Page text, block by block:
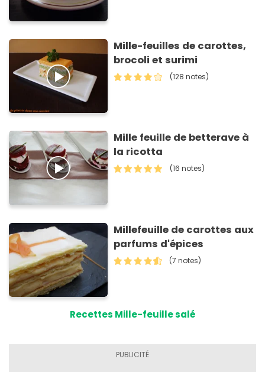
Mille-feuilles de carottes,
brocoli et surimi
(128 notes)
Mille feuille de betterave à
la ricotta
(16 notes)
Millefeuille de carottes aux
parfums d'épices
(7 notes)
Recettes Mille-feuille salé